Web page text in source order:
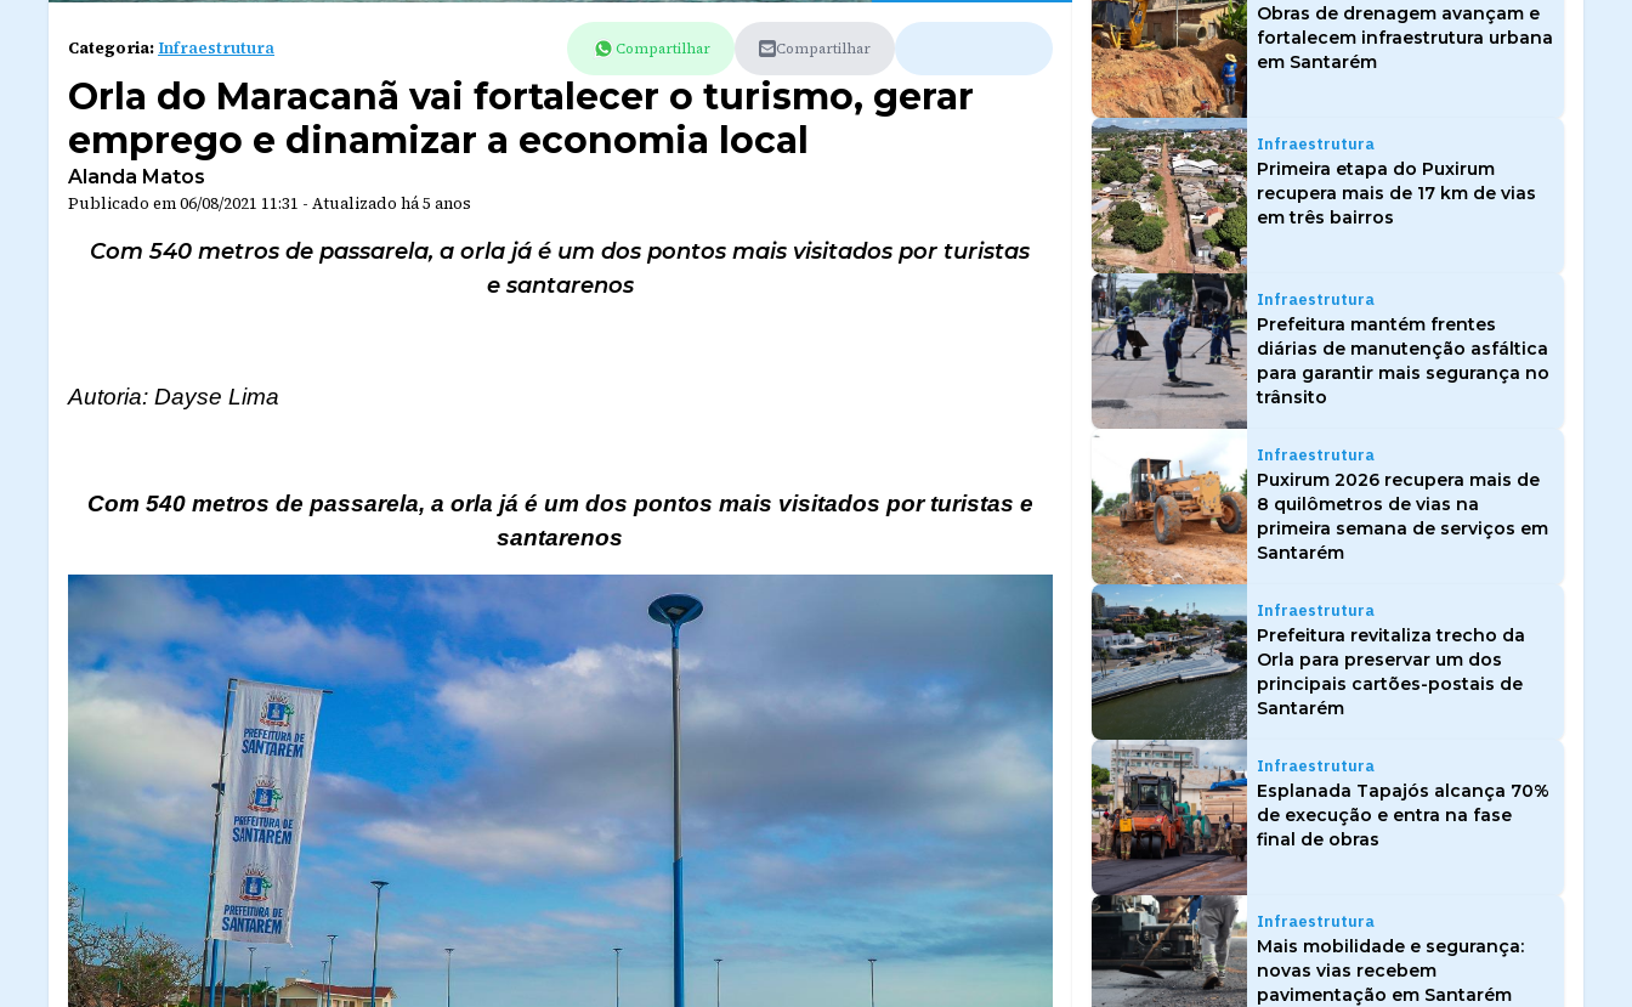
Categoria:Infraestrutura Compartilhar Compartilhar
Orla do Maracanã vai fortalecer o turismo, gerar
emprego e dinamizar a economia local
Alanda Matos
Publicado em06/08/2021 11:31 - Atualizado há 5 anos
Com 540 metros de passarela, a orla já é um dos pontos mais visitados por turistas
e santarenos
Autoria: Dayse Lima
Com 540 metros de passarela, a orla já é um dos pontos mais visitados por turistas e
santarenos
Obras de drenagem avançam e
fortalecem infraestrutura urbana
em Santarém
Infraestrutura
Primeira etapa do Puxirum
recupera mais de 17 km de vias
em três bairros
Infraestrutura
Prefeitura mantém frentes
diárias de manutenção asfáltica
para garantir mais segurança no
trânsito
Infraestrutura
Puxirum 2026 recupera mais de
8 quilômetros de vias na
primeira semana de serviços em
Santarém
Infraestrutura
Prefeitura revitaliza trecho da
Orla para preservar um dos
principais cartões-postais de
Santarém
Infraestrutura
Esplanada Tapajós alcança 70%
de execução e entra na fase
final de obras
Infraestrutura
Mais mobilidade e segurança:
novas vias recebem
pavimentação em Santarém